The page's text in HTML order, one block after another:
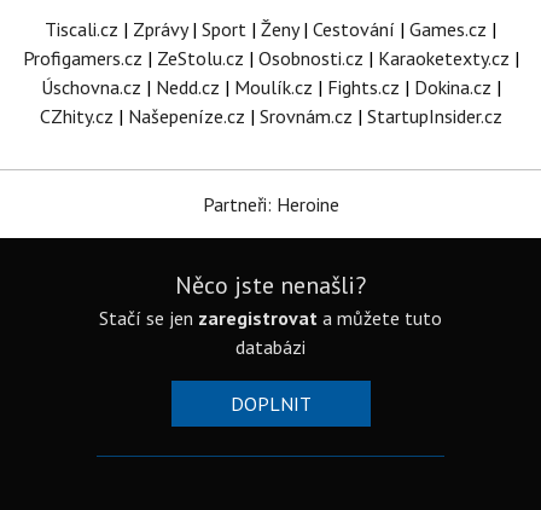
Tiscali.cz | Zprávy| Sport | Ženy| Cestování | Games.cz |
Profigamers.cz | ZeStolu.cz | Osobnosti.cz | Karaoketexty.cz |
Úschovna.cz | Nedd.cz | Moulík.cz | Fights.cz | Dokina.cz |
CZhity.cz | Našepeníze.cz | Srovnám.cz | StartupInsider.cz
Partneři: Heroine
Něco jste nenašli?
Stačí se jen zaregistrovat a můžete tuto
databázi
DOPLNIT